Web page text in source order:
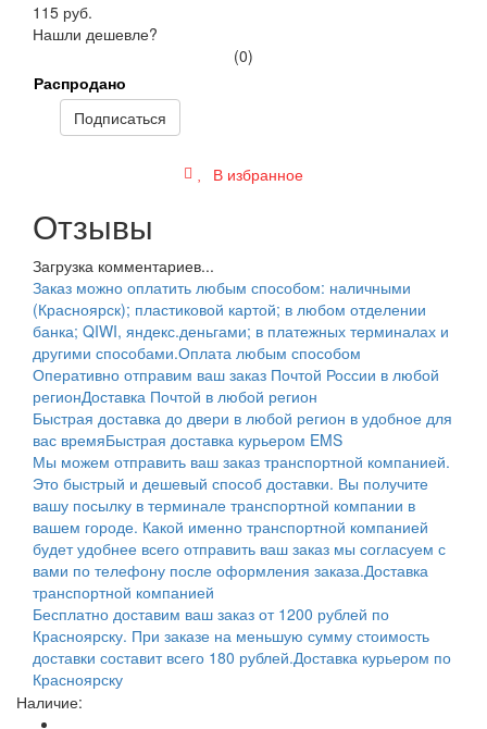
115 руб.
Нашли дешевле?
(0)
Распродано
Подписаться
В избранное
Отзывы
Загрузка комментариев...
Заказ можно оплатить любым способом: наличными
(Красноярск); пластиковой картой; в любом отделении
банка; QIWI, яндекс.деньгами; в платежных терминалах и
другими способами.Оплата любым способом
Оперативно отправим ваш заказ Почтой России в любой
регионДоставка Почтой в любой регион
Быстрая доставка до двери в любой регион в удобное для
вас времяБыстрая доставка курьером EMS
Мы можем отправить ваш заказ транспортной компанией.
Это быстрый и дешевый способ доставки. Вы получите
вашу посылку в терминале транспортной компании в
вашем городе. Какой именно транспортной компанией
будет удобнее всего отправить ваш заказ мы согласуем с
вами по телефону после оформления заказа.Доставка
транспортной компанией
Бесплатно доставим ваш заказ от 1200 рублей по
Красноярску. При заказе на меньшую сумму стоимость
доставки составит всего 180 рублей.Доставка курьером по
Красноярску
Наличие: